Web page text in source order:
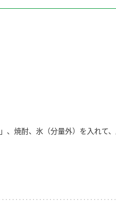
、焼酎、氷（分量外）を入れて